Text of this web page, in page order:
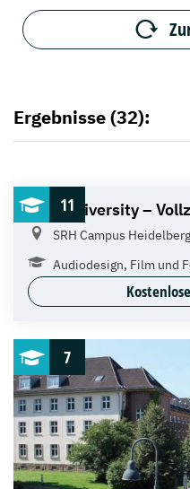
Ergebnisse (32):
11
SRH University –
SRH Campus
Audiodesign, Film und
7